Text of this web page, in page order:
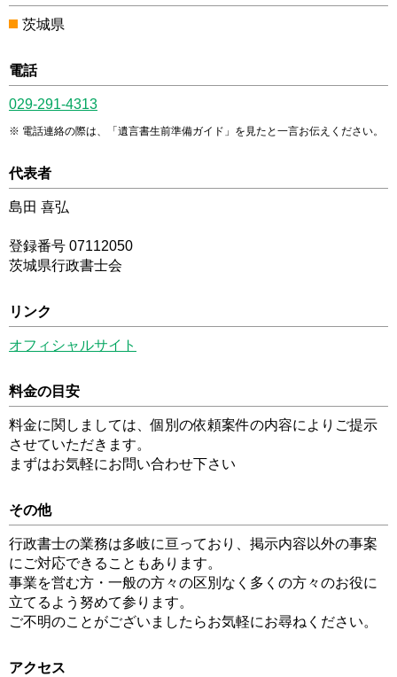
茨城県
電話
029-291-4313
電話連絡の際は、「遺言書生前準備ガイド」を見たと一言お伝えください。
代表者
島田 喜弘
登録番号 07112050
茨城県行政書士会
リンク
オフィシャルサイト
料金の目安
料金に関しましては、個別の依頼案件の内容によりご提示
させていただきます。
まずはお気軽にお問い合わせ下さい
その他
行政書士の業務は多岐に亘っており、掲示内容以外の事案
にご対応できることもあります。
事業を営む方・一般の方々の区別なく多くの方々のお役に
立てるよう努めて参ります。
ご不明のことがございましたらお気軽にお尋ねください。
アクセス